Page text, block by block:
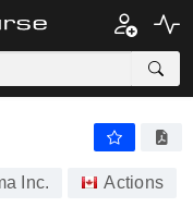
Inc. Actions